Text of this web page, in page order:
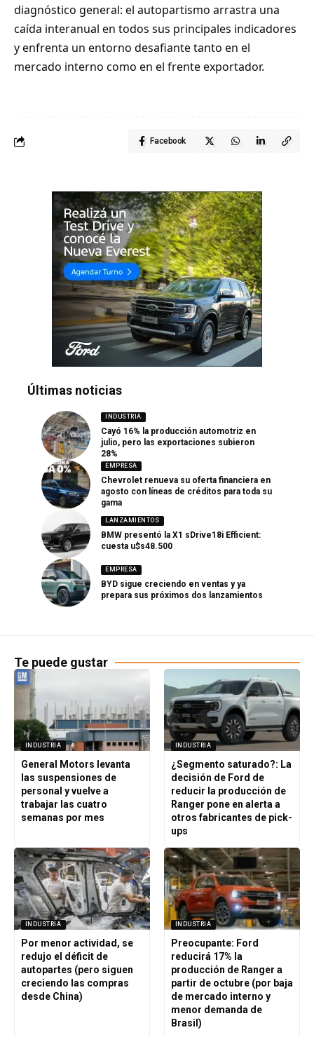
diagnóstico general: el autopartismo arrastra una
caída interanual en todos sus principales indicadores
y enfrenta un entorno desafiante tanto en el
mercado interno como en el frente exportador.
Facebook
Últimas noticias
INDUSTRIA
Cayó 16% la producción automotriz en
julio, pero las exportaciones subieron
28%
EMPRESA
Chevrolet renueva su oferta financiera en
agosto con líneas de créditos para toda su
gama
LANZAMIENTOS
BMW presentó la X1 sDrive18i Efficient:
cuesta u$s48.500
EMPRESA
BYD sigue creciendo en ventas y ya
prepara sus próximos dos lanzamientos
Te puede gustar
INDUSTRIA
General Motors levanta
las suspensiones de
personal y vuelve a
trabajar las cuatro
semanas por mes
INDUSTRIA
¿Segmento saturado?: La
decisión de Ford de
reducir la producción de
Ranger pone en alerta a
otros fabricantes de pick-
ups
INDUSTRIA
Por menor actividad, se
redujo el déficit de
autopartes (pero siguen
creciendo las compras
desde China)
INDUSTRIA
Preocupante: Ford
reducirá 17% la
producción de Ranger a
partir de octubre (por baja
de mercado interno y
menor demanda de
Brasil)